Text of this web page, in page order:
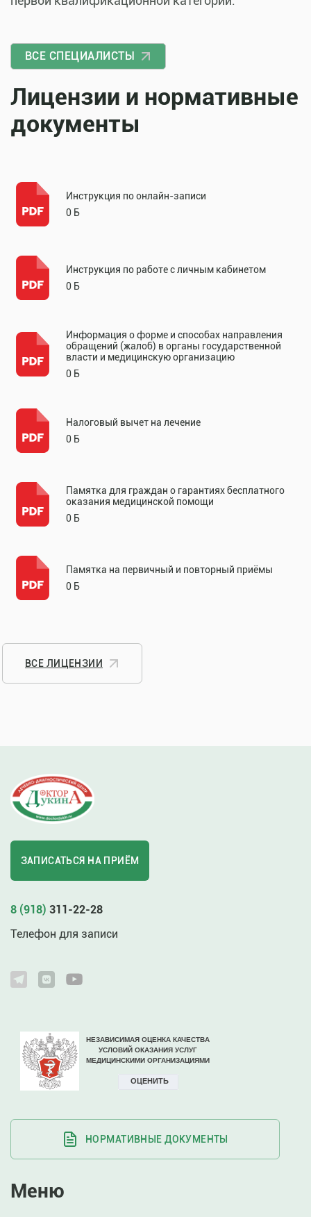
ВСЕ СПЕЦИАЛИСТЫ
Лицензии и нормативные
документы
Инструкция по онлайн-записи
0 Б
Инструкция по работе с личным кабинетом
0 Б
Информация о форме и способах направления
обращений (жалоб) в органы государственной
власти и медицинскую организацию
0 Б
Налоговый вычет на лечение
0 Б
Памятка для граждан о гарантиях бесплатного
оказания медицинской помощи
0 Б
Памятка на первичный и повторный приёмы
0 Б
ВСЕ ЛИЦЕНЗИИ
ЗАПИСАТЬСЯ НА ПРИЁМ
8 (918) 311-22-28
Телефон для записи
НОРМАТИВНЫЕ ДОКУМЕНТЫ
Меню